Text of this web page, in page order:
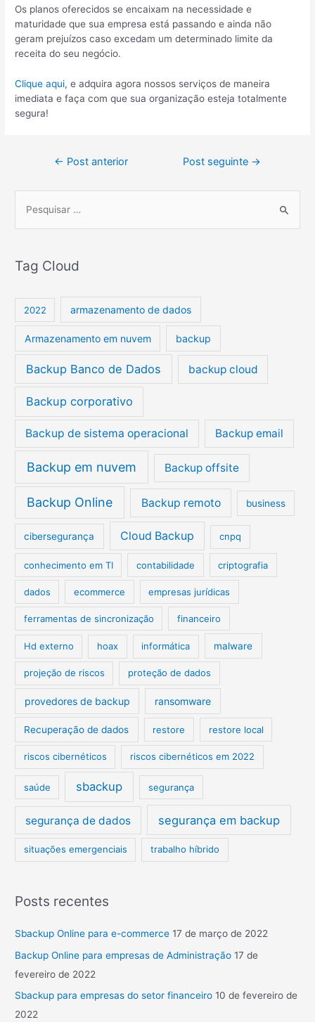
Os planos oferecidos se encaixam na necessidade e
maturidade que sua empresa está passando e ainda não
geram prejuízos caso excedam um determinado limite da
receita do seu negócio.
Clique aqui, e adquira agora nossos serviços de maneira
imediata e faça com que sua organização esteja totalmente
segura!
← Post anterior Post seguinte →
e
q
s
p
r
Tag Cloud
2022 armazenamento de dados
Armazenamento em nuvem backup
Backup Banco de Dados backup cloud
Backup corporativo
Backup de sistema operacional Backup email
Backup em nuvem Backup offsite
Backup Online Backup remoto business
cibersegurança Cloud Backup cnpq
conhecimento em TI contabilidade criptografia
dados ecommerce empresas jurídicas
ferramentas de sincronização financeiro
Hd externo hoax informática malware
projeção de riscos proteção de dados
provedores de backup ransomware
Recuperação de dados restore restore local
riscos cibernéticos riscos cibernéticos em 2022
saúde sbackup segurança
segurança de dados segurança em backup
situações emergenciais trabalho híbrido
Posts recentes
Sbackup Online para e-commerce 17 de março de 2022
Backup Online para empresas de Administração 17 de
fevereiro de 2022
Sbackup para empresas do setor financeiro 10 de fevereiro de
2022